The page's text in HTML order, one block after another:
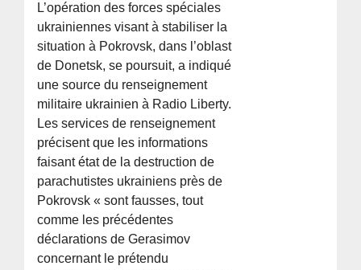
L’opération des forces spéciales
ukrainiennes visant à stabiliser la
situation à Pokrovsk, dans l’oblast
de Donetsk, se poursuit, a indiqué
une source du renseignement
militaire ukrainien à Radio Liberty.
Les services de renseignement
précisent que les informations
faisant état de la destruction de
parachutistes ukrainiens près de
Pokrovsk « sont fausses, tout
comme les précédentes
déclarations de Gerasimov
concernant le prétendu